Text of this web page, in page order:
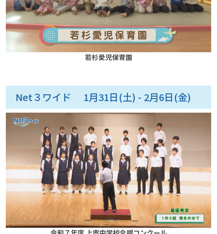
若杉愛児保育園
Net３ワイド 1月31日(土) - 2月6日(金)